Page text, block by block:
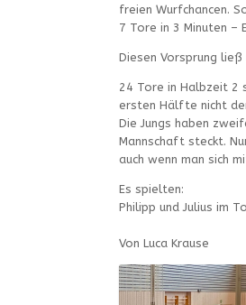
freien Wurfchancen.
7 Tore in 3 Minuten –
Diesen Vorsprung ließ
24 Tore in Halbzeit 2
ersten Hälfte nicht
Die Jungs haben
Mannschaft steckt.
auch wenn man sich
Es spielten:
Philipp und Julius im
Von Luca Krause